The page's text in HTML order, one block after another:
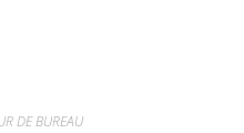
DE BUREAU